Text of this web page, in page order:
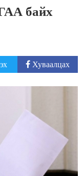
байх
Хуваалцах